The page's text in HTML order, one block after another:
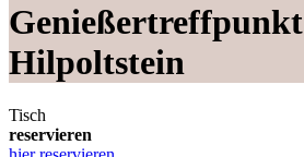
Genießertreffpunkt
Hilpoltstein
Tisch
reservieren